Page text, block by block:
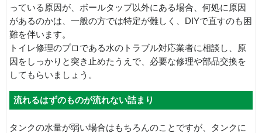
っている原因が、ボールタップ以外にある場合、何処に原因
があるのかは、一般の方では特定が難しく、DIYで直すのも困
難を伴います。
トイレ修理のプロである水のトラブル対応業者に相談し、原
因をしっかりと突き止めたうえで、必要な修理や部品交換を
してもらいましょう。
流れるはずのものが流れない詰まり
タンクの水量が弱い場合はもちろんのことですが、タンクに